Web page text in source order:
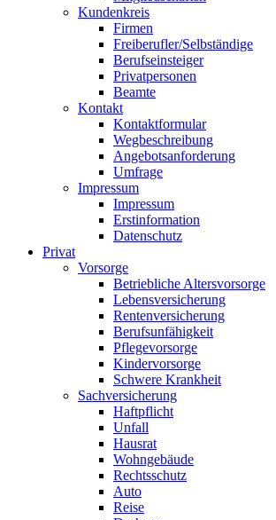
Kundenkreis
Firmen
Freiberufler/Selbständige
Berufseinsteiger
Privatpersonen
Beamte
Kontakt
Kontaktformular
Wegbeschreibung
Angebotsanforderung
Umfrage
Impressum
Impressum
Erstinformation
Datenschutz
Privat
Vorsorge
Betriebliche Altersvorsorge
Lebensversicherung
Rentenversicherung
Berufsunfähigkeit
Pflegevorsorge
Kindervorsorge
Schwere Krankheit
Sachversicherung
Haftpflicht
Unfall
Hausrat
Wohngebäude
Rechtsschutz
Auto
Reise